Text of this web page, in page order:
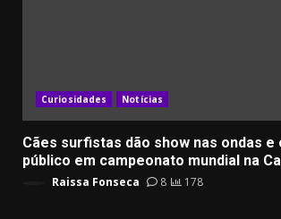
Curiosidades Notícias
Cães surfistas dão show nas ondas e
público em campeonato mundial na
Raissa Fonseca 8 178